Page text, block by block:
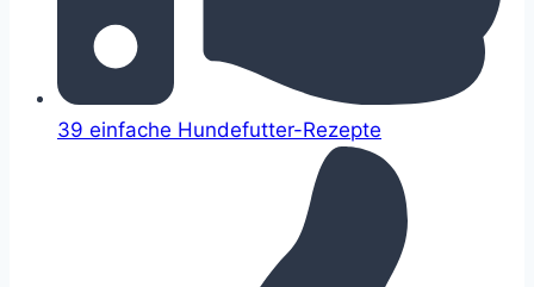
39 einfache Hundefutter-Rezepte